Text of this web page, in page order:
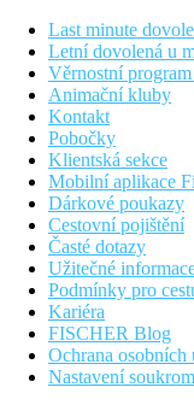
Last minute
Letní dovolená u
Věrnostní
Animační kluby
Kontakt
Pobočky
Klientská sekce
Mobilní aplikace
Dárkové poukazy
Cestovní pojištění
Časté dotazy
Užitečné
Podmínky pro
Kariéra
FISCHER Blog
Ochrana osobních
Nastavení